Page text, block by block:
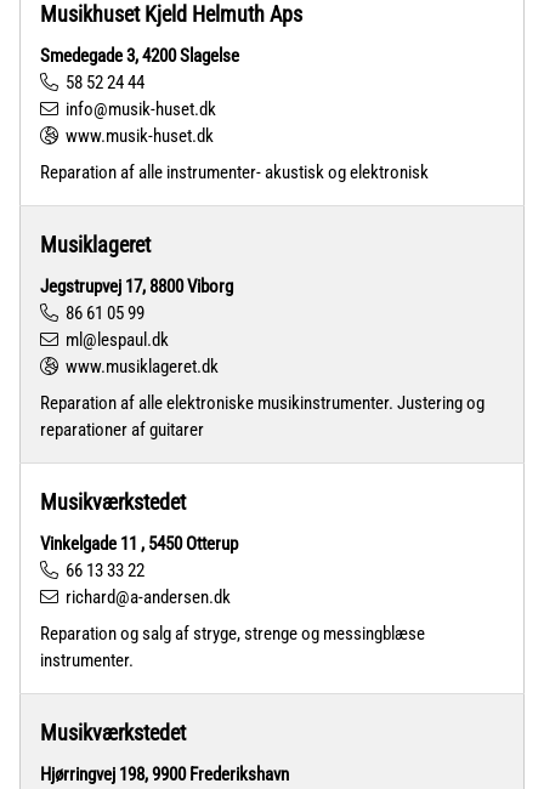
Musikhuset Kjeld Helmuth Aps
Smedegade 3, 4200 Slagelse
58 52 24 44
info@musik-huset.dk
www.musik-huset.dk
Reparation af alle instrumenter- akustisk og elektronisk
Musiklageret
Jegstrupvej 17, 8800 Viborg
86 61 05 99
ml@lespaul.dk
www.musiklageret.dk
Reparation af alle elektroniske musikinstrumenter. Justering og
reparationer af guitarer
Musikværkstedet
Vinkelgade 11 , 5450 Otterup
66 13 33 22
richard@a-andersen.dk
Reparation og salg af stryge, strenge og messingblæse
instrumenter.
Musikværkstedet
Hjørringvej 198, 9900 Frederikshavn